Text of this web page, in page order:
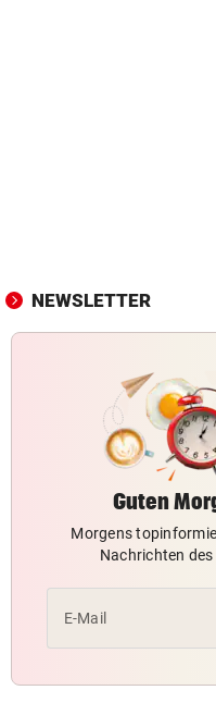
NEWSLETTER
Guten
Morgens
Nachrichten des
E-Mail